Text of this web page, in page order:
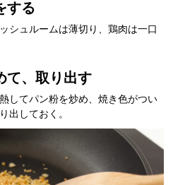
する
シュルームは薄切り、鶏肉は一口
て、取り出す
してパン粉を炒め、焼き色がつい
出しておく。